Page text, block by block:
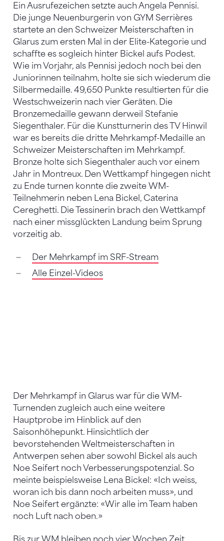
Ein Ausrufezeichen setzte auch Angela Pennisi.
Die junge Neuenburgerin von GYM Serrières
startete an den Schweizer Meisterschaften in
Glarus zum ersten Mal in der Elite-Kategorie und
schaffte es sogleich hinter Bickel aufs Podest.
Wie im Vorjahr, als Pennisi jedoch noch bei den
Juniorinnen teilnahm, holte sie sich wiederum die
Silbermedaille. 49,650 Punkte resultierten für die
Westschweizerin nach vier Geräten. Die
Bronzemedaille gewann derweil Stefanie
Siegenthaler. Für die Kunstturnerin des TV Hinwil
war es bereits die dritte Mehrkampf-Medaille an
Schweizer Meisterschaften im Mehrkampf.
Bronze holte sich Siegenthaler auch vor einem
Jahr in Montreux. Den Wettkampf hingegen nicht
zu Ende turnen konnte die zweite WM-
Teilnehmerin neben Lena Bickel, Caterina
Cereghetti. Die Tessinerin brach den Wettkampf
nach einer missglückten Landung beim Sprung
vorzeitig ab.
Der Mehrkampf im SRF-Stream
Alle Einzel-Videos
Der Mehrkampf in Glarus war für die WM-
Turnenden zugleich auch eine weitere
Hauptprobe im Hinblick auf den
Saisonhöhepunkt. Hinsichtlich der
bevorstehenden Weltmeisterschaften in
Antwerpen sehen aber sowohl Bickel als auch
Noe Seifert noch Verbesserungspotenzial. So
meinte beispielsweise Lena Bickel: «Ich weiss,
woran ich bis dann noch arbeiten muss», und
Noe Seifert ergänzte: «Wir alle im Team haben
noch Luft nach oben.»